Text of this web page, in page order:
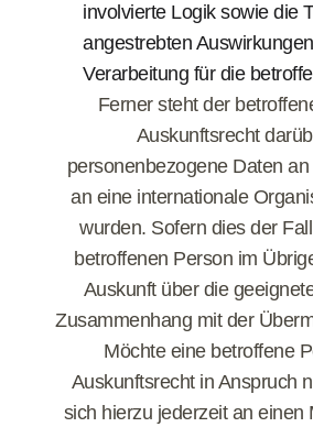
involvierte Logik sowie die
angestrebten
Verarbeitung für die
Ferner steht der
Auskunftsrecht
personenbezogene Daten
an eine internationale
wurden. Sofern dies der
betroffenen Person im
Auskunft über die
Zusammenhang mit der
Möchte eine betroffene
Auskunftsrecht in Anspruch
sich hierzu jederzeit an einen